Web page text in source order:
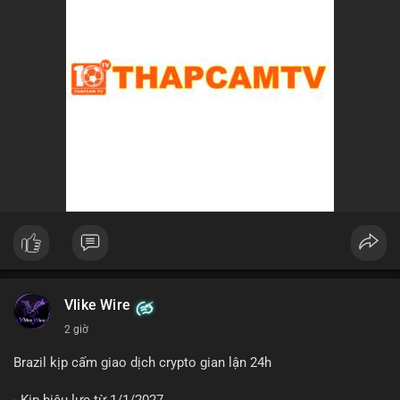
Lời khuyên cho nhà đầu tư nhỏ lẻ:
Nhà đầu tư nên theo dõi sát các địa chỉ ví nhận trong giao dịch
#44btc #vilanh
Vlike Wire
2 giờ
Brazil kịp cấm giao dịch crypto gian lận 24h